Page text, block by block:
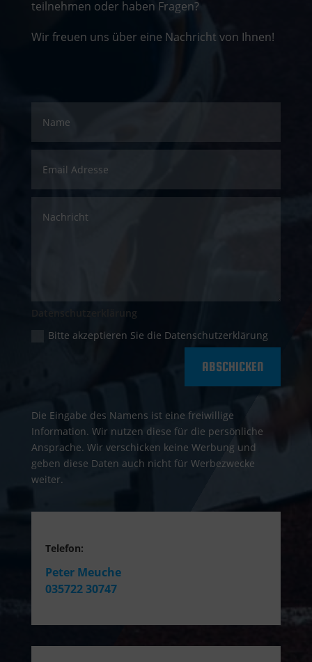
teilnehmen oder haben Fragen?
Wir freuen uns über eine Nachricht von Ihnen!
Datenschutzerklärung
Bitte akzeptieren Sie die Datenschutzerklärung
ABSCHICKEN
Die Eingabe des Namens ist eine freiwillige
Information. Wir nutzen diese für die persönliche
Ansprache. Wir verschicken keine Werbung und
geben diese Daten auch nicht für Werbezwecke
weiter.
Telefon:
Peter Meuche
035722 30747